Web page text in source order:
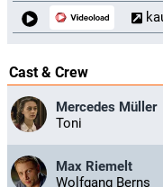
Cast & Crew
Mercedes Müller
Toni
Max Riemelt
Wolfgang Berns